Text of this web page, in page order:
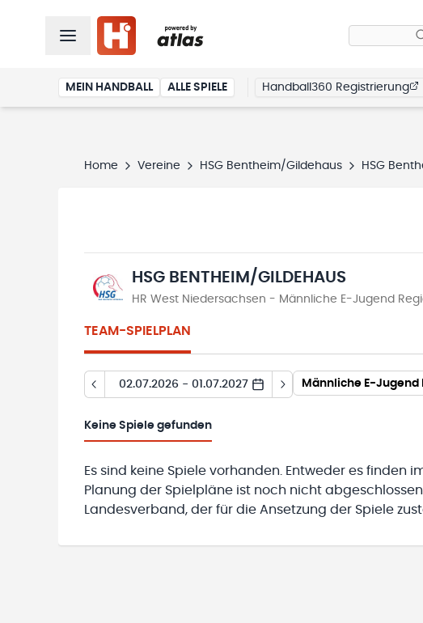
MEIN HANDBALL ALLE SPIELE Handball360 Registrierung
Home Vereine HSG Bentheim/Gildehaus HSG
HSG BENTHEIM/GILDEHAUS
HR West Niedersachsen - Männliche E-Jugend
TEAM-SPIELPLAN
02.07.2026 - 01.07.2027 Männliche E-
Keine Spiele gefunden
Es sind keine Spiele vorhanden. Entweder es finden
Planung der Spielpläne ist noch nicht
Landesverband, der für die Ansetzung der Spiele